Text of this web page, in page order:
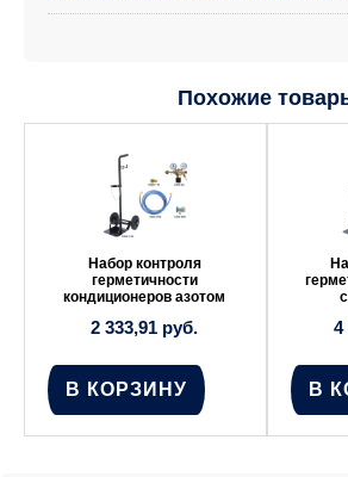
Похожие
Набор контроля
герметичности
кондиционеров азотом
2 333,91 руб.
В КОРЗИНУ
4
В